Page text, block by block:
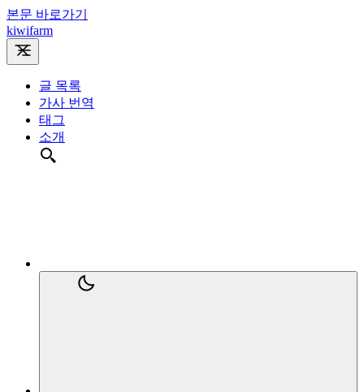
본문 바로가기
kiwifarm
글 목록
가사 번역
태그
소개